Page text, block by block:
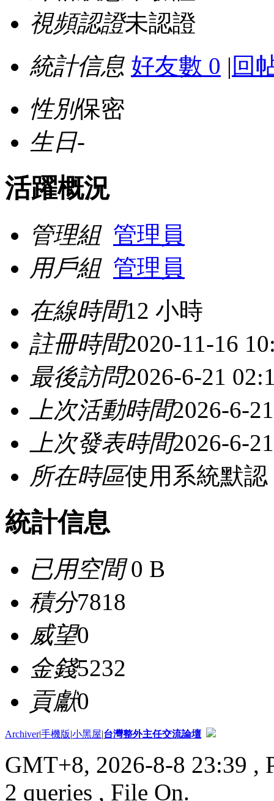
視頻認證未認證
統計信息 好友數 0 | 回
性別保密
生日-
活躍概況
管理組 管理員
用戶組 管理員
在線時間12 小時
註冊時間2020-11-16
最後訪問2026-6-21
上次活動時間2026-6-
上次發表時間2026-6-
所在時區使用系統默認
統計信息
已用空間0 B
積分7818
威望0
金錢5232
貢獻0
Archiver|手機版|小黑屋|台灣整外主任交流論壇
GMT+8, 2026-8-8 23:39 ,
2 queries , File On.